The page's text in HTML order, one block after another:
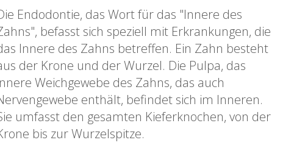
Endodontie, das Wort für das "Innere des
befasst sich speziell mit Erkrankungen, die
Innere des Zahns betreffen. Ein Zahn besteht
der Krone und der Wurzel. Die Pulpa, das
Weichgewebe des Zahns, das auch
enthält, befindet sich im Inneren.
umfasst den gesamten Kieferknochen, von der
bis zur Wurzelspitze.